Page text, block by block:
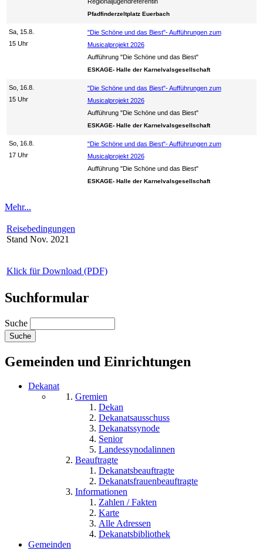
Pfadfinderzeltplatz Euerbach
Sa, 15.8.
15 Uhr
"Die Schöne und das Biest"- Aufführungen zum
Musicalprojekt 2026
Aufführung "Die Schöne und das Biest"
ESKAGE- Halle der Karnelvalsgesellschaft
So, 16.8.
15 Uhr
"Die Schöne und das Biest"- Aufführungen zum
Musicalprojekt 2026
Aufführung "Die Schöne und das Biest"
ESKAGE- Halle der Karnelvalsgesellschaft
So, 16.8.
17 Uhr
"Die Schöne und das Biest"- Aufführungen zum
Musicalprojekt 2026
Aufführung "Die Schöne und das Biest"
ESKAGE- Halle der Karnelvalsgesellschaft
Mehr...
Reisebedingungen
Stand Nov. 2021
Klick für Download (PDF)
Suchformular
Suche
Gemeinden und Einrichtungen
Dekanat
Gremien
Dekan
Dekanatsausschuss
Dekanatssynode
Senior
Landessynodalinnen
Beauftragte
Dekanatsbeauftragte
Dekanatsfrauenbeauftragte
Informationen
Zahlen / Fakten
Karte
Alle Adressen
Dekanatsbibliothek
Gemeinden